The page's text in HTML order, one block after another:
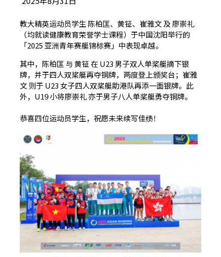
教大精英运动员学生 陈柏匡、黄钲、崔雅文 及 廖崇礼
（均就读健康教育荣誉学士课程）于中国沈阳举行的
「2025 亚洲青年赛艇锦标赛」中表现卓越。
其中，陈柏匡 与 黄钲 在 U23 男子双人单桨艇摘下银
牌，并于四人双桨艇再夺铜牌，两度登上颁奖台；崔雅
文 则于 U23 女子四人双桨艇助港队再添一面银牌。此
外，U19 小将廖崇礼 亦于男子八人单桨艇勇夺铜牌。
恭喜四位运动员学生，祝愿未来续写佳绩！